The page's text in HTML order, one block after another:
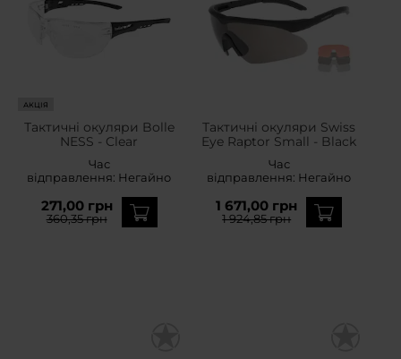
АКЦІЯ
Тактичні окуляри Bolle
NESS - Clear
Час
відправлення: Негайно
271,00 грн
360,35 грн
Тактичні окуляри Swiss
Eye Raptor Small - Black
Час
відправлення: Негайно
1 671,00 грн
1 924,85 грн